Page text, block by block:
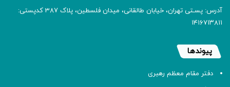
آدرس: پسـتی تهران، خیابان طالقانی، میدان فلسطین، پلاک 387 کدپستی:
۱۴۱۶۷۱۳۸۱۱
پیوندها
دفتر مقام معظم رهبری